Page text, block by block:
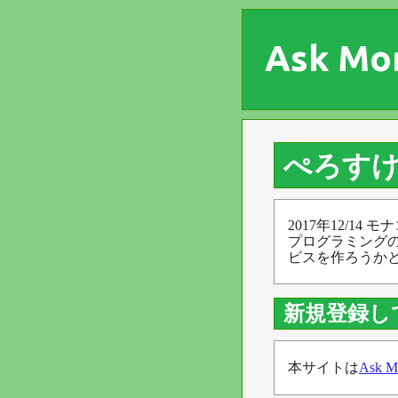
Ask
ぺろす
2017年12/14 モ
プログラミング
ビスを作ろうか
新規登録
本サイトはAsk